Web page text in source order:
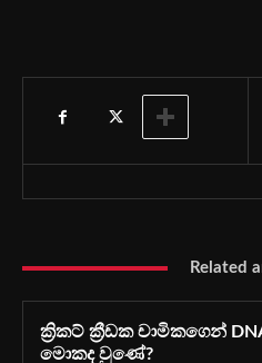
Related
ක්‍රිකට් ක්‍රීඩක චාමිකගෙන්
මොකද වුණේ?